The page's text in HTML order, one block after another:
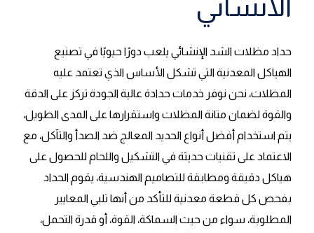
الانشائي
حداد مظلات الشد الإنشائي يلعب دورًا حيويًا في تصنيع
الهياكل المعدنية التي تشكل الأساس الذي تعتمد عليه
المظلات، نحن نوفر خدمات حدادة عالية الجودة تركز على الدقة
والقوة لضمان متانة المظلات واستقرارها على المدى الطويل،
يتم استخدام أفضل أنواع الحديد المعالج ضد الصدأ والتآكل، مع
الاعتماد على تقنيات حديثة في التشكيل واللحام للحصول على
هياكل دقيقة ومطابقة للتصاميم الهندسية، يقوم الحداد
بفحص كل قطعة معدنية للتأكد من أنها تلبي المعايير
المطلوبة، سواء من حيث السماكة، القوة، أو قدرة التحمل،